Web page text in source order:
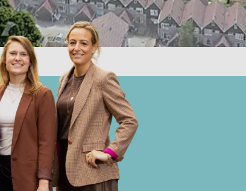
Huren aan de Houthavenkade, Zaandam
€ 1.375,- tot € 1.895,-
te huur